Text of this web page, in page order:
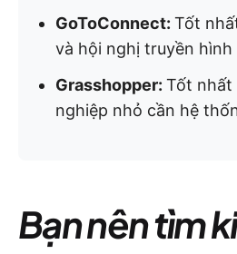
GoToConnect: Tốt
và hội nghị truyền
Grasshopper: Tốt nhất
nghiệp nhỏ cần hệ
Bạn nên tìm